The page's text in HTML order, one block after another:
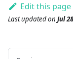
Edit this page
Last updatedon Jul